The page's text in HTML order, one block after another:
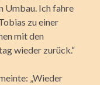
Umbau. Ich fahre
zu einer
mit den
wieder zurück.“
„Wieder